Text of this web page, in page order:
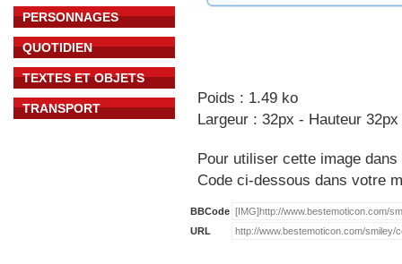
PERSONNAGES
QUOTIDIEN
TEXTES ET OBJETS
TRANSPORT
Poids : 1.49 ko
Largeur : 32px - Hauteur 32px
Pour utiliser cette image
Code ci-dessous dans votre
BBCode
URL